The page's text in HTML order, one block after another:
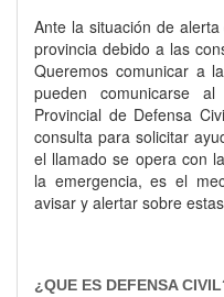
Ante la situación de
provincia debido a las
Queremos comunicar a
pueden comunicarse
Provincial de Defensa
consulta para solicitar
el llamado se opera con
la emergencia, es el
avisar y alertar sobre
¿QUE ES DEFENSA